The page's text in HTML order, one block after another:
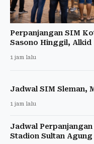
Perpanjangan SIM
Sasono Hinggil, Alkid
1 jam lalu
Jadwal SIM Sleman,
1 jam lalu
Jadwal
Stadion Sultan Agung